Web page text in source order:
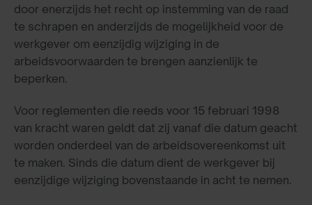
door enerzijds het recht op instemming van de raad
te schrapen en anderzijds de mogelijkheid voor de
werkgever om eenzijdig wijziging in de
arbeidsvoorwaarden te brengen aanzienlijk te
beperken.
Voor reglementen die reeds voor 15 februari 1998
van kracht waren geldt dat zij vanaf die datum geacht
worden onderdeel van de arbeidsovereenkomst uit
te maken. Sinds die datum dient de werkgever bij
eenzijdige wijziging bovenstaande in acht te nemen.